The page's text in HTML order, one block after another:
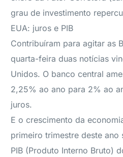
grau de investimento
EUA: juros e PIB
Contribuíram para agitar as
quarta-feira duas notícias
Unidos. O banco central
2,25% ao ano para 2% ao
juros.
E o crescimento da
primeiro trimestre deste ano
PIB (Produto Interno Bruto)